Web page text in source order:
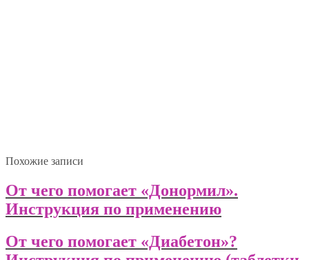
Похожие записи
От чего помогает «Донормил».
Инструкция по применению
От чего помогает «Диабетон»?